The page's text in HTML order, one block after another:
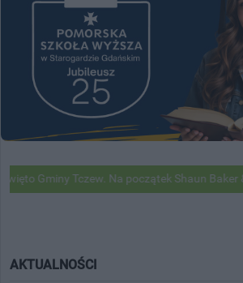
Na początek Shaun Baker & Jessica Jean
AKTUALNOŚCI